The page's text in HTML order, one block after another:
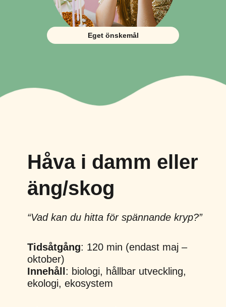
Eget önskemål
Håva i damm eller
äng/skog
“Vad kan du hitta för spännande kryp?”
Tidsåtgång: 120 min (endast maj –
oktober)
Innehåll : biologi, hållbar utveckling,
ekologi, ekosystem